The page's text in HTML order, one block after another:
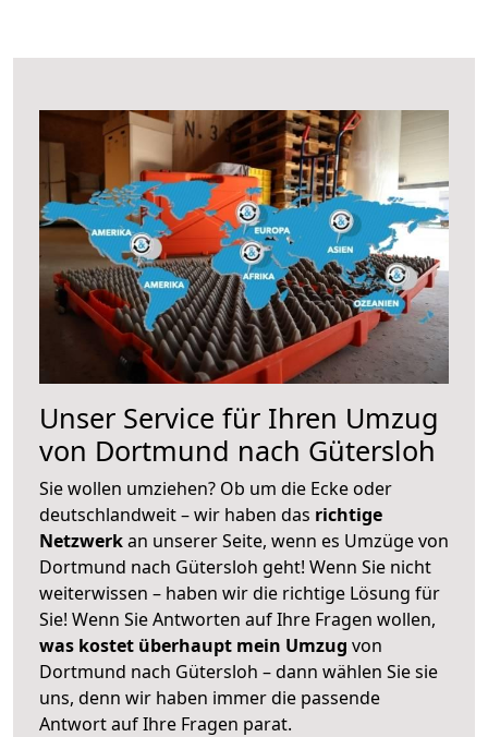
Unser Service für Ihren Umzug
von Dortmund nach Gütersloh
Sie wollen umziehen? Ob um die Ecke oder
deutschlandweit – wir haben das richtige
Netzwerkan unserer Seite, wenn es Umzüge von
Dortmund nach Gütersloh geht! Wenn Sie nicht
weiterwissen – haben wir die richtige Lösung für
Sie! Wenn Sie Antworten auf Ihre Fragen wollen,
was kostet überhaupt mein Umzug von
Dortmund nach Gütersloh – dann wählen Sie sie
uns, denn wir haben immer die passende
Antwort auf Ihre Fragen parat.